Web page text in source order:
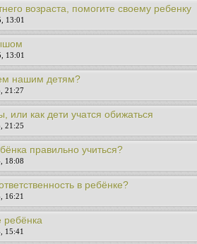
возраста, помогите своему ребенку
13:01
13:01
нашим детям?
21:27
или как дети учатся обижаться
21:25
правильно учиться?
18:08
в ребёнке?
16:21
15:41